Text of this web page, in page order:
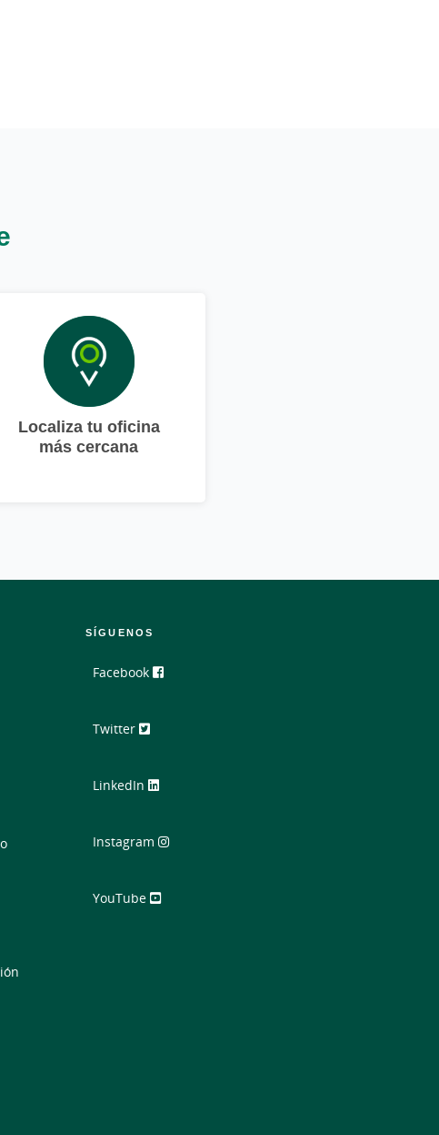
Localiza tu oficina
más cercana
SÍGUENOS
Facebook
Twitter
LinkedIn
Instagram
YouTube